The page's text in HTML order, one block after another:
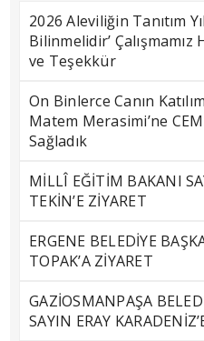
2026 Aleviliğin Tanıtım
Bilinmelidir’
ve Teşekkür
On Binlerce Canın
Matem Merasimi’ne
Sağladık
MİLLÎ EĞİTİM BAKANI
TEKİN’E ZİYARET
ERGENE BELEDİYE
TOPAK’A ZİYARET
GAZİOSMANPAŞA
SAYIN ERAY